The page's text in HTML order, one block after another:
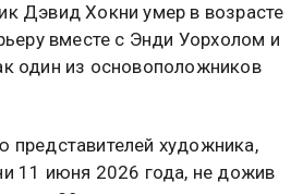
Дэвид Хокни умер в возрасте
вместе с Энди Уорхолом и
один из основоположников
представителей художника,
11 июня 2026 года, не дожив